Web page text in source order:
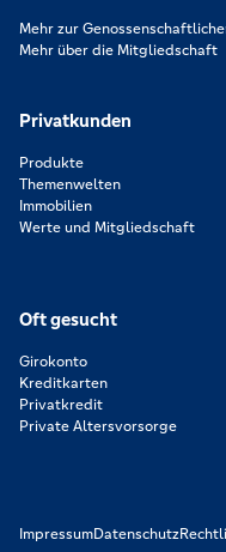
Mehr zur
Mehr über die Mitgliedschaft
Privatkunden
Produkte
Themenwelten
Immobilien
Werte und Mitgliedschaft
Oft gesucht
Girokonto
Kreditkarten
Privatkredit
Private Altersvorsorge
ImpressumDatenschutz